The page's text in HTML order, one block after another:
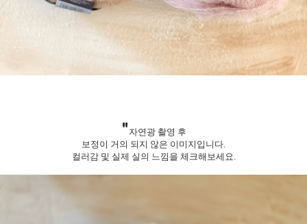
" 자연광 촬영 후
보정이 거의 되지 않은 이미지입니다.
컬러감 및 실제 실의 느낌을 체크해보세요.